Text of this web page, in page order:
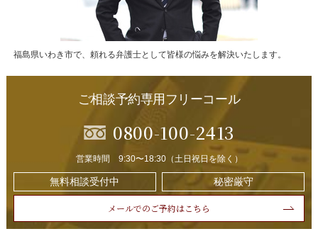
福島県いわき市で、頼れる弁護士として皆様の悩みを解決いたします。
ご相談予約専用フリーコール
0800-100-2413
営業時間 9:30〜18:30（土日祝日を除く）
無料相談受付中 秘密厳守
メールでのご予約はこちら